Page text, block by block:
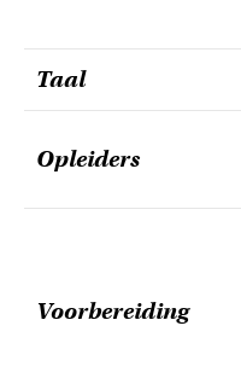
Taal
Opleiders
Voorbereiding